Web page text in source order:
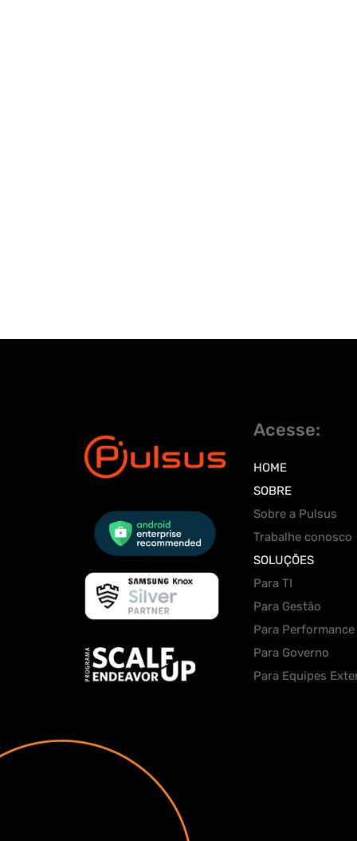
Acesse:
HOME
SOBRE
Sobre a Pulsus
Trabalhe conosco
SOLUÇÕES
Para TI
Para Gestão
Para Performance
Para Governo
Para Equipes